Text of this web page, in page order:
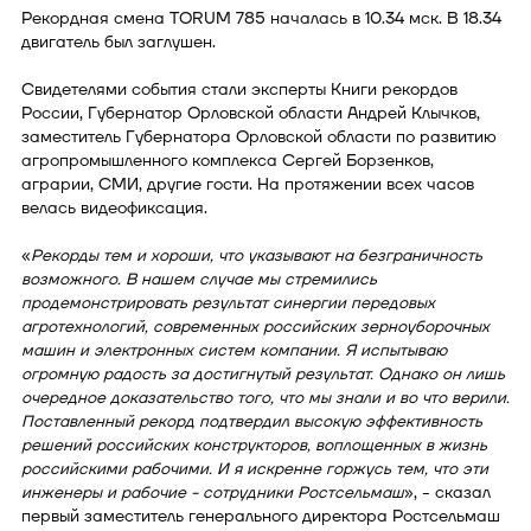
Рекордная смена TORUM 785 началась в 10.34 мск. В 18.34
двигатель был заглушен.
Свидетелями события стали эксперты Книги рекордов
России, Губернатор Орловской области Андрей Клычков,
заместитель Губернатора Орловской области по развитию
агропромышленного комплекса Сергей Борзенков,
аграрии, СМИ, другие гости. На протяжении всех часов
велась видеофиксация.
«Рекорды тем и хороши, что указывают на безграничность
возможного. В нашем случае мы стремились
продемонстрировать результат синергии передовых
агротехнологий, современных российских зерноуборочных
машин и электронных систем компании. Я испытываю
огромную радость за достигнутый результат. Однако он лишь
очередное доказательство того, что мы знали и во что верили.
Поставленный рекорд подтвердил высокую эффективность
решений российских конструкторов, воплощенных в жизнь
российскими рабочими. И я искренне горжусь тем, что эти
инженеры и рабочие - сотрудники Ростсельмаш», - сказал
первый заместитель генерального директора Ростсельмаш